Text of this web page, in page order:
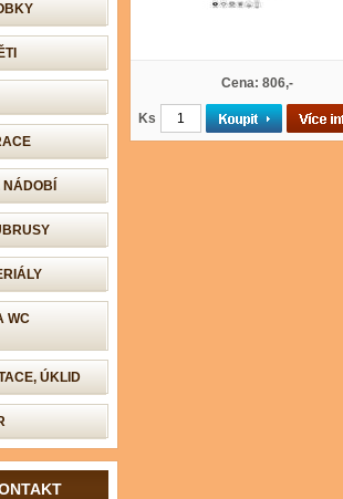
WC
ÚKLID
Cena: 806,-
Ks